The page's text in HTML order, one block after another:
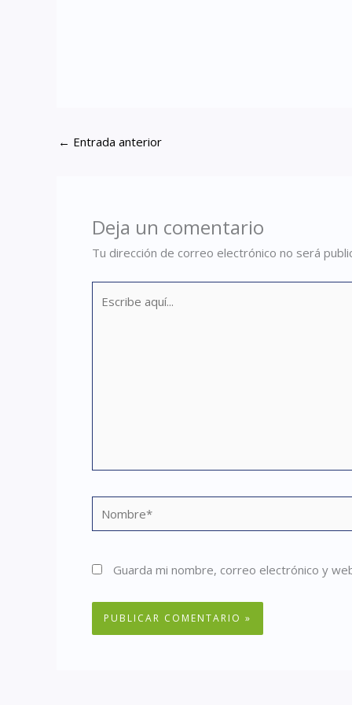
← Entrada anterior
Deja un comentario
Tu dirección de correo electrónico no será
Guarda mi nombre, correo electrónico y